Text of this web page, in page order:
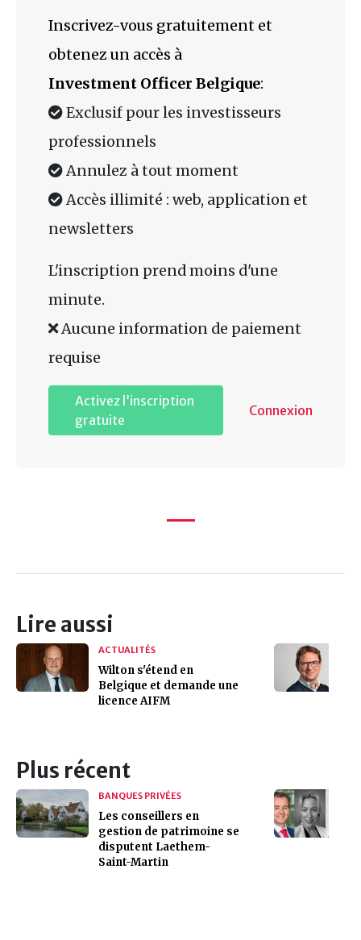
Inscrivez-vous gratuitement et
obtenez un accès à
Investment Officer Belgique:
Exclusif pour les investisseurs
professionnels
Annulez à tout moment
Accès illimité : web, application et
newsletters
L'inscription prend moins d'une
minute.
Aucune information de paiement
requise
Activez l’inscription
gratuite
Connexion
Lire aussi
ACTUALITÉS
Wilton s'étend en
Belgique et demande une
licence AIFM
Plus récent
BANQUES PRIVÉES
Les conseillers en
gestion de patrimoine se
disputent Laethem-
Saint-Martin